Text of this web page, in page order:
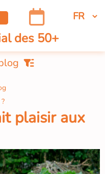
des 50+
plaisir aux